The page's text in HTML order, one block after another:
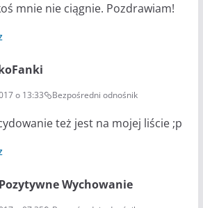
mnie nie ciągnie. Pozdrawiam!
o 13:33 Bezpośredni odnośnik
też jest na mojej liście ;p
Wychowanie